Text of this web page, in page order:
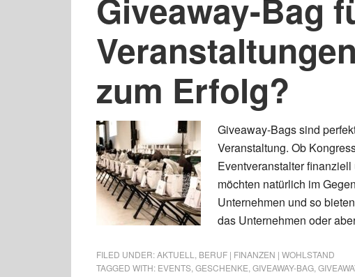
Giveaway-Bag
zum Erfolg?
Giveaway-Bags sind
Veranstaltung. Ob
Eventveranstalter
möchten natürlich im
Unternehmen und so
das Unternehmen oder
FILED UNDER:AKTUELL
BERUF | FINANZEN | WOHLSTAND
TAGGED WITH: EVENTS GESCHENKE GIVEAWAY-BAG